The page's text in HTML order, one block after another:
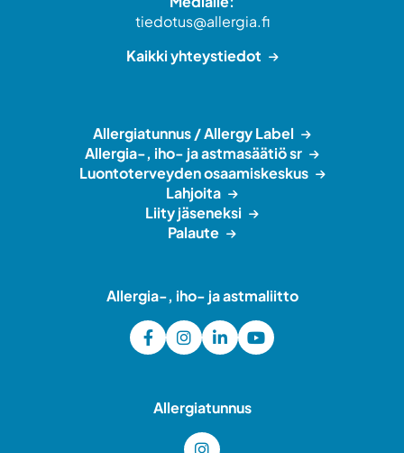
tiedotus@allergia.fi
Kaikki yhteystiedot
Allergiatunnus / Allergy Label
Allergia-, iho- ja astmasäätiö sr
Luontoterveyden osaamiskeskus
Lahjoita
Liity jäseneksi
Palaute
Allergia-, iho- ja astmaliitto
Allergiatunnus